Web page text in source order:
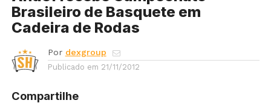
Brasileiro de Basquete em
Cadeira de Rodas
Por dexgroup
Publicado em 21/11/2012
Compartilhe